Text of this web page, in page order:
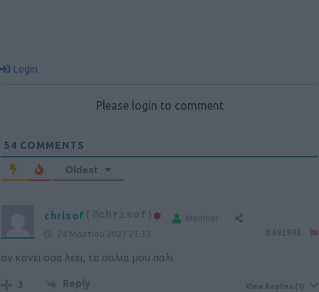
Login
Please login to comment
54 COMMENTS
Oldest
chrisof
Member
24 Μαρτίου 2023 21:33
αν κανει οσα λεει, τα σαλια μου παλι.
3 Reply View Replies (1)